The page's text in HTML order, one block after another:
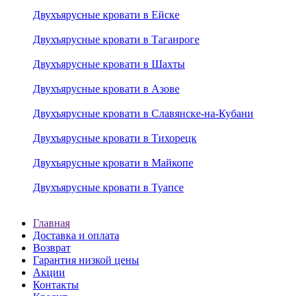
Двухъярусные кровати в Ейске
Двухъярусные кровати в Таганроге
Двухъярусные кровати в Шахты
Двухъярусные кровати в Азове
Двухъярусные кровати в Славянске-на-Кубани
Двухъярусные кровати в Тихорецк
Двухъярусные кровати в Майкопе
Двухъярусные кровати в Туапсе
Главная
Доставка и оплата
Возврат
Гарантия низкой цены
Акции
Контакты